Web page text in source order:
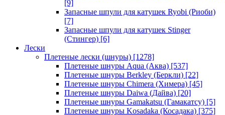
[9]
Запасные шпули для катушек Ryobi (Риоби)
[7]
Запасные шпули для катушек Stinger
(Стингер) [6]
Лески
Плетеные лески (шнуры) [1278]
Плетеные шнуры Aqua (Аква) [537]
Плетеные шнуры Berkley (Беркли) [22]
Плетеные шнуры Chimera (Химера) [45]
Плетеные шнуры Daiwa (Дайва) [20]
Плетеные шнуры Gamakatsu (Гамакатсу) [5]
Плетеные шнуры Kosadaka (Косадака) [375]